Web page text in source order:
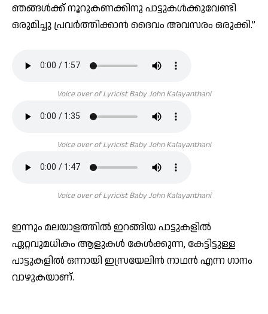
ഞങ്ങള്‍ക്ക് നൂറുകണക്കിനു പാട്ടുകള്‍ക്കുവേണ്ടി
ഒരുമിച്ചു പ്രവര്‍ത്തിക്കാന്‍ ദൈവം അവസരം ഒരുക്കി.”
Voice over of Lyricist Baby John Kalayanthani
Voice over of Lyricist Baby John Kalayanthani
Voice over of Lyricist Baby John Kalayanthani
ഇന്നും മലയാളത്തില്‍ ഇറങ്ങിയ പാട്ടുകളില്‍
ഏറ്റവുമധികം ആളുകള്‍ കേള്‍ക്കുന്ന, കേട്ടിട്ടുള്ള
പാട്ടുകളില്‍ ഒന്നായി ഇസ്രയേലിന്‍ നാഥന്‍ എന്ന ഗാനം
വാഴുകയാണ്.